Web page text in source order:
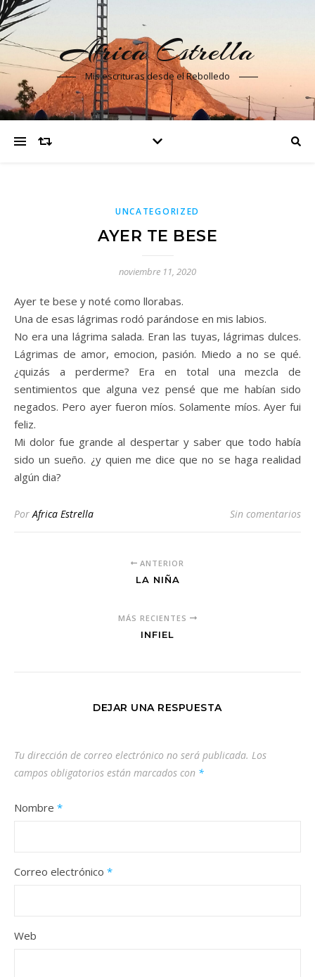
Africa Estrella
Mis escrituras desde el Rebolledo
UNCATEGORIZED
AYER TE BESE
noviembre 11, 2020
Ayer te bese y noté como llorabas.
Una de esas lágrimas rodó parándose en mis labios.
No era una lágrima salada. Eran las tuyas, lágrimas dulces.
Lágrimas de amor, emocion, pasión. Miedo a no se qué.
¿quizás a perderme? Era en total una mezcla de
sentimientos que alguna vez pensé que me habían sido
negados. Pero ayer fueron míos. Solamente míos. Ayer fui
feliz.
Mi dolor fue grande al despertar y saber que todo había
sido un sueño. ¿y quien me dice que no se haga realidad
algún dia?
PorAfrica Estrella Sin comentarios
ANTERIOR
LA NIÑA
MÁS RECIENTES
INFIEL
DEJAR UNA RESPUESTA
Tu dirección de correo electrónico no será publicada. Los
campos obligatorios están marcados con *
Nombre *
Correo electrónico *
Web